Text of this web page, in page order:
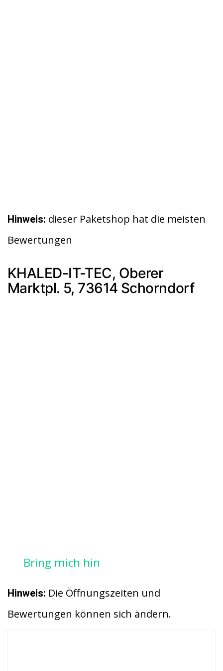
Hinweis: dieser Paketshop hat die meisten
Bewertungen
KHALED-IT-TEC, Oberer
Marktpl. 5, 73614 Schorndorf
Bring mich hin
Hinweis: Die Öffnungszeiten und
Bewertungen können sich ändern.